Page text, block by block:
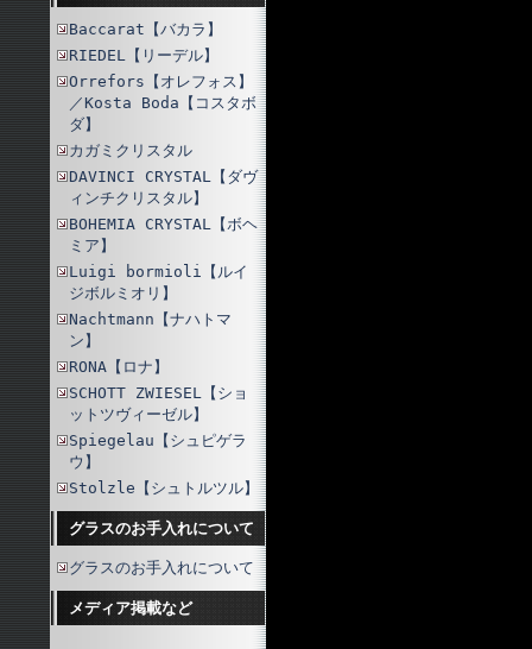
Baccarat【バカラ】
RIEDEL【リーデル】
Orrefors【オレフォス】
／Kosta Boda【コスタボ
ダ】
カガミクリスタル
DAVINCI CRYSTAL【ダヴ
ィンチクリスタル】
BOHEMIA CRYSTAL【ボヘ
ミア】
Luigi bormioli【ルイ
ジボルミオリ】
Nachtmann【ナハトマ
ン】
RONA【ロナ】
SCHOTT ZWIESEL【ショ
ットツヴィーゼル】
Spiegelau【シュピゲラ
ウ】
Stolzle【シュトルツル】
グラスのお手入れについて
グラスのお手入れについて
メディア掲載など